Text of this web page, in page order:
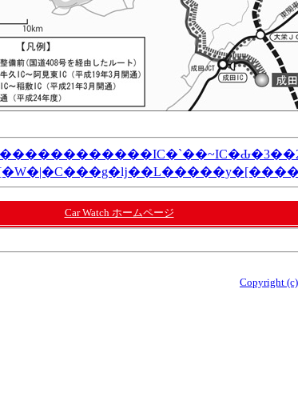
Car Watch ホームページ
Copyright (c)